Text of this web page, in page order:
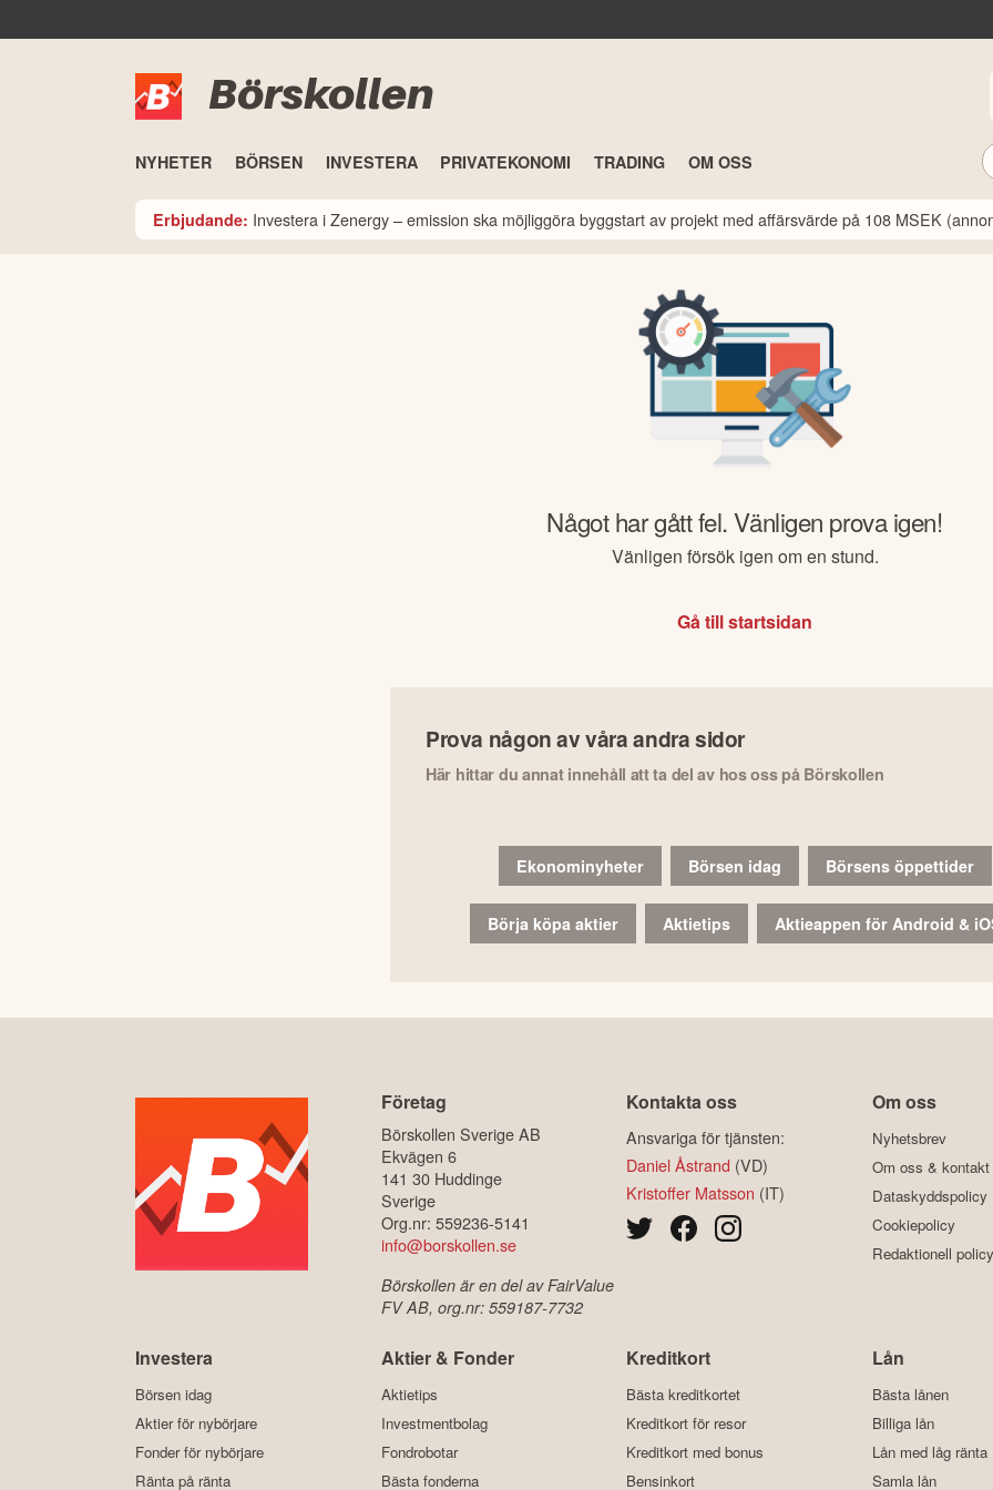
Börskollen
NYHETER BÖRSEN INVESTERA PRIVATEKONOMI TRADING OM OSS
Erbjudande: Investera i Zenergy – emission ska möjliggöra byggstart av projekt med affärsvärde på 108 MSEK
Något har gått fel. Vänligen prova igen!
Vänligen försök igen om en stund.
Gå till startsidan
Prova någon av våra andra sidor
Här hittar du annat innehåll att ta del av hos oss på Börskollen
Ekonominyheter Börsen idag Börsens öppettider
Börja köpa aktier Aktietips Aktieappen för Android &
Företag
Börskollen Sverige AB
Ekvägen 6
141 30 Huddinge
Sverige
Org.nr: 559236-5141
info@borskollen.se
Börskollen är en del av FairValue
FV AB, org.nr: 559187-7732
Kontakta oss
Ansvariga för tjänsten:
Daniel Åstrand (VD)
Kristoffer Matsson (IT)
Om oss
Nyhetsbrev
Om oss & kontakt
Dataskyddspolicy
Cookiepolicy
Redaktionell policy
Investera
Börsen idag
Aktier för nybörjare
Fonder för nybörjare
Ränta på ränta
Aktier & Fonder
Aktietips
Investmentbolag
Fondrobotar
Bästa fonderna
Kreditkort
Bästa kreditkortet
Kreditkort för resor
Kreditkort med bonus
Bensinkort
Lån
Bästa lånen
Billiga lån
Lån med låg ränta
Samla lån